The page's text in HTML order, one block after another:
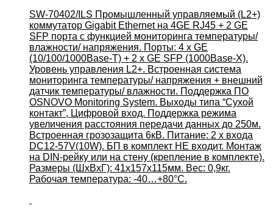
SW-70402/ILS Промышленный управляемый (L2+)
коммутатор Gigabit Ethernet на 4GE RJ45 + 2 GE
SFP порта с функцией мониторинга температуры/
влажности/ напряжения. Порты: 4 x GE
(10/100/1000Base-T) + 2 x GE SFP (1000Base-X).
Уровень управления L2+. Встроенная система
мониторинга температуры/ напряжения + внешний
датчик температуры/ влажности. Поддержка ПО
OSNOVO Monitoring System. Выходы типа “Сухой
контакт”, Цифровой вход. Поддержка режима
увеличения расстояния передачи данных до 250м.
Встроенная грозозащита 6кВ. Питание: 2 x входа
DC12-57V(10W). БП в комплект НЕ входит. Монтаж
на DIN-рейку или на стену (крепление в комплекте).
Размеры (ШхВхГ): 41x157x115мм. Вес: 0,9кг.
Рабочая температура: -40…+80°С.